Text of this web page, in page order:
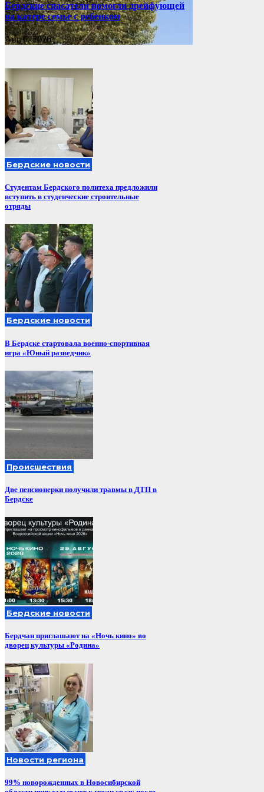
Бердские спасатели помогли дрейфующей
на катере семье с ребенком
Авг 6, 2026
Бердские новости
Студентам Бердского политеха предложили
вступить в студенческие строительные
отряды
Бердские новости
В Бердске стартовала военно-спортивная
игра «Юный разведчик»
Происшествия
Две пенсионерки получили травмы в ДТП в
Бердске
Бердские новости
Бердчан приглашают на «Ночь кино» во
дворец культуры «Родина»
Новости региона
99% новорожденных в Новосибирской